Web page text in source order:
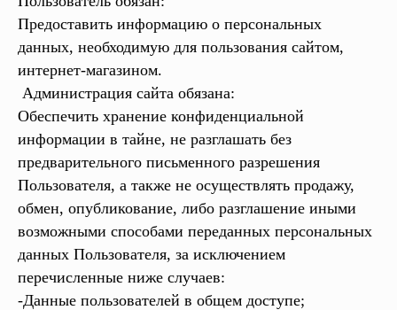
Предоставить информацию о персональных
данных, необходимую для пользования сайтом,
интернет-магазином.
Администрация сайта обязана:
Обеспечить хранение конфиденциальной
информации в тайне, не разглашать без
предварительного письменного разрешения
Пользователя, а также не осуществлять продажу,
обмен, опубликование, либо разглашение иными
возможными способами переданных персональных
данных Пользователя, за исключением
перечисленные ниже случаев:
-Данные пользователей в общем доступе;